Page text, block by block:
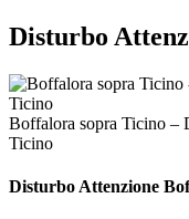
Disturbo
Boffalora sopra Ticino –
Ticino
Disturbo Attenzione